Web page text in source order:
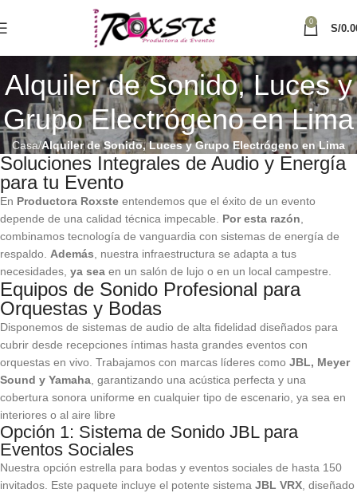
0
S/
Alquiler de Sonido, Luces y
Grupo Electrógeno en Lima
Casa Alquiler de Sonido, Luces y Grupo Electrógeno en Lima
Soluciones Integrales de Audio y Energía
para tu Evento
En Productora Roxste entendemos que el éxito de un evento
depende de una calidad técnica impecable. Por esta razón
combinamos tecnología de vanguardia con sistemas de energía de
respaldo. Además , nuestra infraestructura se adapta a tus
necesidades, ya sea en un salón de lujo o en un local campestre.
Equipos de Sonido Profesional para
Orquestas y Bodas
Disponemos de sistemas de audio de alta fidelidad diseñados para
cubrir desde recepciones íntimas hasta grandes eventos con
orquestas en vivo. Trabajamos con marcas líderes como JBL, Meyer
Sound y Yamaha , garantizando una acústica perfecta y una
cobertura sonora uniforme en cualquier tipo de escenario, ya sea en
interiores o al aire libre
Opción 1: Sistema de Sonido JBL para
Eventos Sociales
Nuestra opción estrella para bodas y eventos sociales de hasta 150
invitados. Este paquete incluye el potente sistema JBL VRX , diseñado